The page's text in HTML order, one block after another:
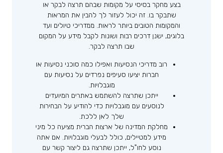
בצע מחקר בסיסי על מקומות שבהם תרצה לבקר או
שתבקר בו. זה יכול לעזור לך להבין את המראות
והמקומות הטובים ביותר לראות. ממדריכי טיולים ועד
בלוגים, ישנן דרכים רבות ושונות לקבל מידע על המקום
שבו תרצה לבקר.
רוב מדריכי הנסיעות ואפילו כמה סוכני נסיעות או
חברות יציעו סעיפים נפרדים על נסיעות עם
מוגבלויות.
ייתכן שתרצה להשתמש באתרים המיועדים
לנוסעים עם מוגבלויות כדי להודיע ​​על הבחירות
שלך לאן ללכת.
מחלקת המדינה של ארצות הברית מציעה כל מיני
מידע למטיילים, כולל לבעלי מוגבלויות. אם אתה
נוסע לחו"ל, ייתכן שתרצה גם ליצור קשר עם